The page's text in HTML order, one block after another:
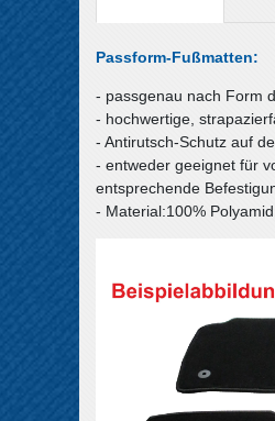
Passform-Fußmatten:
- passgenau nach Form
- hochwertige,
- Antirutsch-Schutz auf
- entweder geeignet für
entsprechende
- Material:100%